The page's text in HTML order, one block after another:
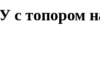
топором